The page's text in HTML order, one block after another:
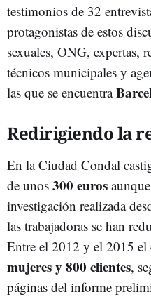
testimonios de 32
protagonistas de estos
sexuales, ONG, expertas,
técnicos municipales y
las que se encuentra
Redirigiendo la
En la Ciudad Condal
de unos 300 euros
investigación realizada
las trabajadoras se han
Entre el 2012 y el 2015
mujeres y 800 clientes,
páginas del informe